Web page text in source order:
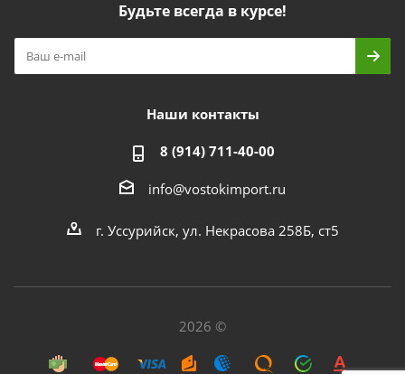
Будьте всегда в курсе!
Наши контакты
8 (914) 711-40-00
info@vostokimport.ru
г. Уссурийск, ул. Некрасова 258Б, ст5
2026 ©